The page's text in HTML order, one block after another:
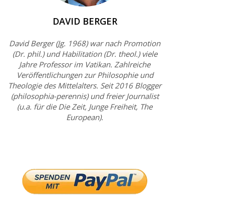
DAVID BERGER
David Berger (Jg. 1968) war nach Promotion
(Dr. phil.) und Habilitation (Dr. theol.) viele
Jahre Professor im Vatikan. Zahlreiche
Veröffentlichungen zur Philosophie und
Theologie des Mittelalters. Seit 2016 Blogger
(philosophia-perennis) und freier Journalist
(u.a. für die Die Zeit, Junge Freiheit, The
European).